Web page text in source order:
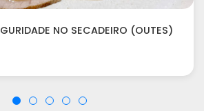
NO SECADEIRO (OUTES)